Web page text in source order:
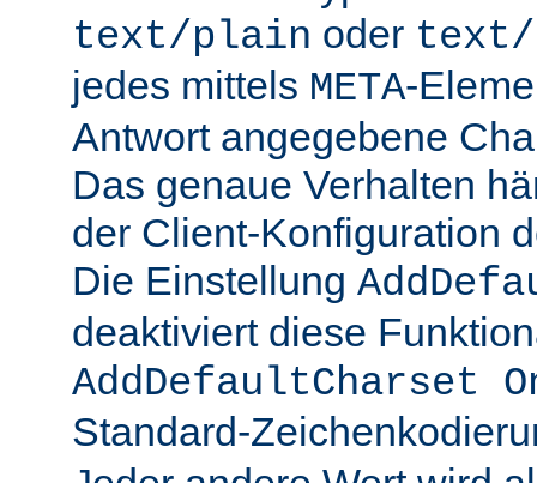
text/plain oder text/
jedes mittels META-
Antwort angegebene
Das genaue Verhalten
der Client-Konfiguration
Die Einstellung
deaktiviert diese
AddDefaultCharset
Standard-